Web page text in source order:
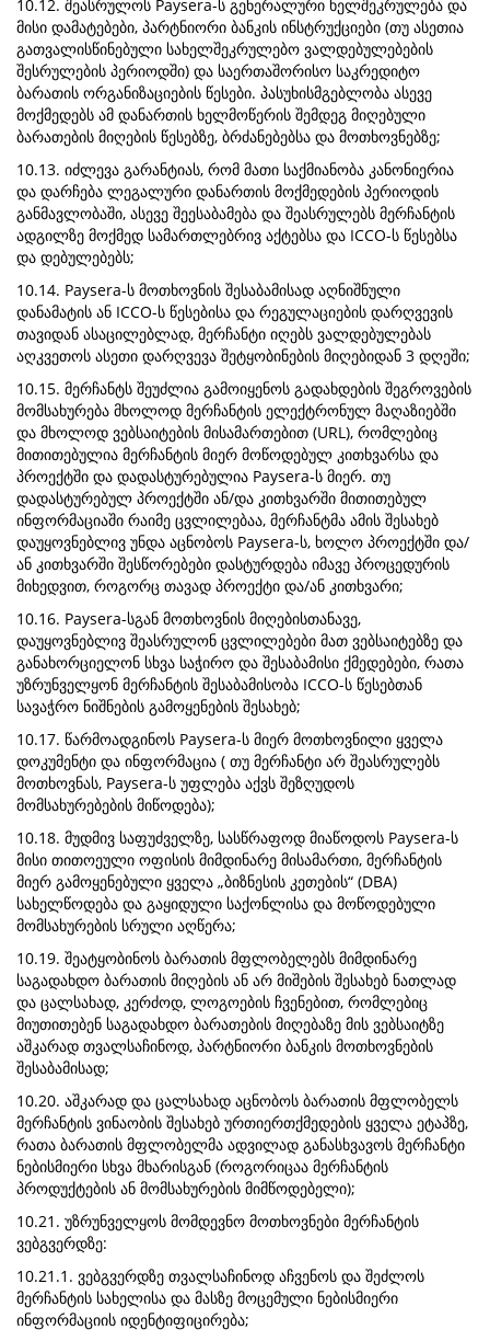
10.12. შეასრულოს Paysera-ს გენერალური ხელშეკრულება და
მისი დამატებები, პარტნიორი ბანკის ინსტრუქციები (თუ ასეთია
გათვალისწინებული სახელშეკრულებო ვალდებულებების
შესრულების პერიოდში) და საერთაშორისო საკრედიტო
ბარათის ორგანიზაციების წესები. პასუხისმგებლობა ასევე
მოქმედებს ამ დანართის ხელმოწერის შემდეგ მიღებული
ბარათების მიღების წესებზე, ბრძანებებსა და მოთხოვნებზე;
10.13. იძლევა გარანტიას, რომ მათი საქმიანობა კანონიერია
და დარჩება ლეგალური დანართის მოქმედების პერიოდის
განმავლობაში, ასევე შეესაბამება და შეასრულებს მერჩანტის
ადგილზე მოქმედ სამართლებრივ აქტებსა და ICCO-ს წესებსა
და დებულებებს;
10.14. Paysera-ს მოთხოვნის შესაბამისად აღნიშნული
დანამატის ან ICCO-ს წესებისა და რეგულაციების დარღვევის
თავიდან ასაცილებლად, მერჩანტი იღებს ვალდებულებას
აღკვეთოს ასეთი დარღვევა შეტყობინების მიღებიდან 3 დღეში;
10.15. მერჩანტს შეუძლია გამოიყენოს გადახდების შეგროვების
მომსახურება მხოლოდ მერჩანტის ელექტრონულ მაღაზიებში
და მხოლოდ ვებსაიტების მისამართებით (URL), რომლებიც
მითითებულია მერჩანტის მიერ მოწოდებულ კითხვარსა და
პროექტში და დადასტურებულია Paysera-ს მიერ. თუ
დადასტურებულ პროექტში ან/და კითხვარში მითითებულ
ინფორმაციაში რაიმე ცვლილებაა, მერჩანტმა ამის შესახებ
დაუყოვნებლივ უნდა აცნობოს Paysera-ს, ხოლო პროექტში და/
ან კითხვარში შესწორებები დასტურდება იმავე პროცედურის
მიხედვით, როგორც თავად პროექტი და/ან კითხვარი;
10.16. Paysera-სგან მოთხოვნის მიღებისთანავე,
დაუყოვნებლივ შეასრულონ ცვლილებები მათ ვებსაიტებზე და
განახორციელონ სხვა საჭირო და შესაბამისი ქმედებები, რათა
უზრუნველყონ მერჩანტის შესაბამისობა ICCO-ს წესებთან
სავაჭრო ნიშნების გამოყენების შესახებ;
10.17. წარმოადგინოს Paysera-ს მიერ მოთხოვნილი ყველა
დოკუმენტი და ინფორმაცია ( თუ მერჩანტი არ შეასრულებს
მოთხოვნას, Paysera-ს უფლება აქვს შეზღუდოს
მომსახურებების მიწოდება);
10.18. მუდმივ საფუძველზე, სასწრაფოდ მიაწოდოს Paysera-ს
მისი თითოეული ოფისის მიმდინარე მისამართი, მერჩანტის
მიერ გამოყენებული ყველა „ბიზნესის კეთების“ (DBA)
სახელწოდება და გაყიდული საქონლისა და მოწოდებული
მომსახურების სრული აღწერა;
10.19. შეატყობინოს ბარათის მფლობელებს მიმდინარე
საგადახდო ბარათის მიღების ან არ მიშების შესახებ ნათლად
და ცალსახად, კერძოდ, ლოგოების ჩვენებით, რომლებიც
მიუთითებენ საგადახდო ბარათების მიღებაზე მის ვებსაიტზე
აშკარად თვალსაჩინოდ, პარტნიორი ბანკის მოთხოვნების
შესაბამისად;
10.20. აშკარად და ცალსახად აცნობოს ბარათის მფლობელს
მერჩანტის ვინაობის შესახებ ურთიერთქმედების ყველა ეტაპზე,
რათა ბარათის მფლობელმა ადვილად განასხვავოს მერჩანტი
ნებისმიერი სხვა მხარისგან (როგორიცაა მერჩანტის
პროდუქტების ან მომსახურების მიმწოდებელი);
10.21. უზრუნველყოს მომდევნო მოთხოვნები მერჩანტის
ვებგვერდზე:
10.21.1. ვებგვერდზე თვალსაჩინოდ აჩვენოს და შეძლოს
მერჩანტის სახელისა და მასზე მოცემული ნებისმიერი
ინფორმაციის იდენტიფიცირება;